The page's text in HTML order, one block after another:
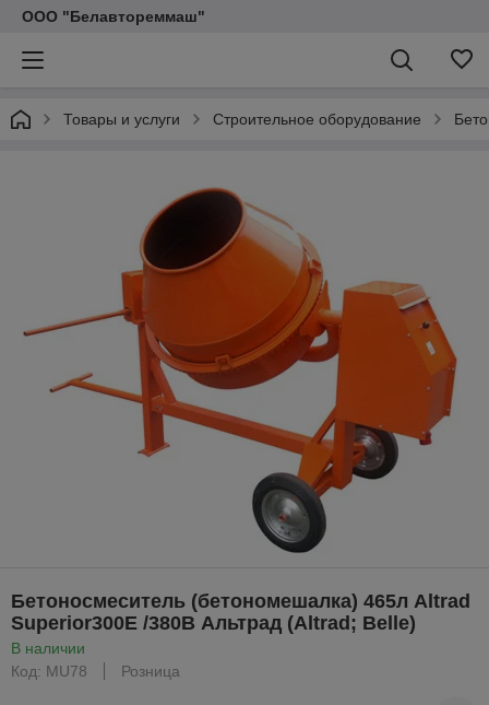
ООО "Белавтореммаш"
Товары и услуги Строительное оборудование
Бетоносмеситель (бетономешалка) 465л Altrad
Superior300E /380В Альтрад (Altrad; Belle)
В наличии
Код: MU78
Розница